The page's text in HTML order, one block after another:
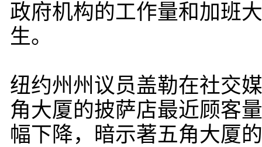
政府机构的工作量和加班
生。
纽约州州议员盖勒在社交
角大厦的披萨店最近顾客
幅下降，暗示著五角大厦